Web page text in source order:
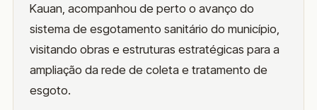
Kauan, acompanhou de perto o avanço do
sistema de esgotamento sanitário do município,
visitando obras e estruturas estratégicas para a
ampliação da rede de coleta e tratamento de
esgoto.